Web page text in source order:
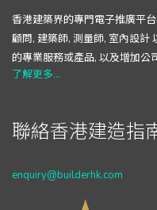
香港建築界的專門電子推廣平
顧問, 建築師, 測量師, 室內設計
的專業服務或產品, 以及增加公
了解更多...
聯絡香港建造指
enquiry@builderhk.com